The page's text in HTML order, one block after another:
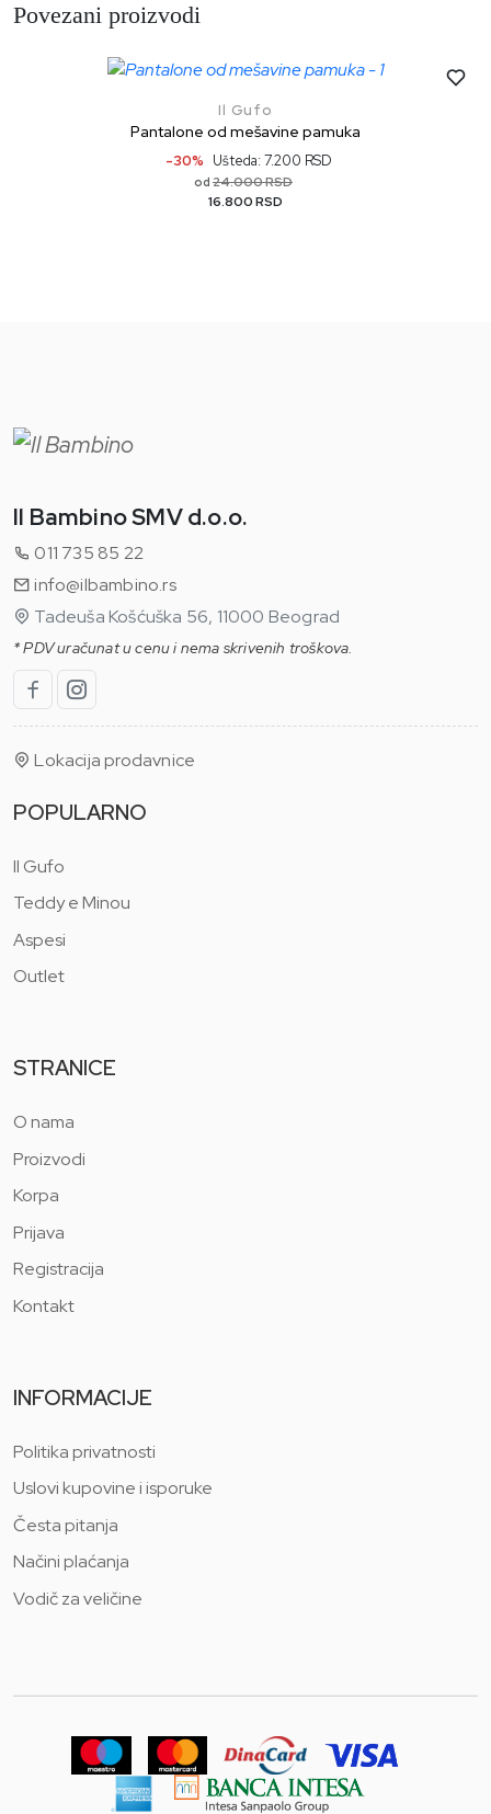
Povezani proizvodi
Il Gufo
Pantalone od mešavine pamuka
-30% Ušteda: 7.200 RSD
od 24.000 RSD
16.800 RSD
Il Bambino SMV d.o.o.
011 735 85 22
info@ilbambino.rs
Tadeuša Košćuška 56, 11000 Beograd
* PDV uračunat u cenu i nema skrivenih troškova.
Lokacija prodavnice
POPULARNO
Il Gufo
Teddy e Minou
Aspesi
Outlet
STRANICE
O nama
Proizvodi
Korpa
Prijava
Registracija
Kontakt
INFORMACIJE
Politika privatnosti
Uslovi kupovine i isporuke
Česta pitanja
Načini plaćanja
Vodič za veličine